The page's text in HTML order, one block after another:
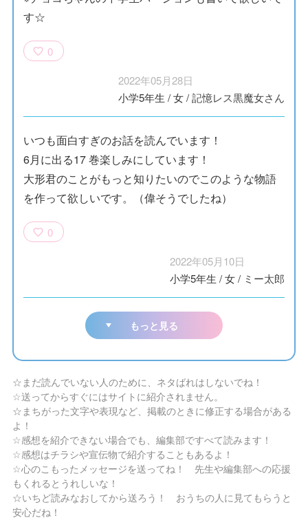
す☆
0
2022年05月28日
小学5年生 /女/記憶レス黒魔女さん
いつも面白すぎのお話を読んでいます！
6月に出る17 巻楽しみにしています！
大形君のことがもっと知りたいのでこのような物語
を作って欲しいです。（偉そうでしたね）
0
2022年05月10日
小学5年生 /女/ ミー太郎
もっと見る
☆まだ読んでいない人のために、ネタばれはしないでね！
☆送ってからすぐにはサイトに紹介されません。
☆まちがった文字や表現など、掲載のときに修正する場合がある
よ！
☆感想を紹介できない場合でも、編集部ですべて読みます！
☆感想はチラシや宣伝物で紹介することもあるよ！
☆心のこもったメッセージを送ってね！ 先生や編集部への応援
もくれるとうれしいな！
☆いちど読みなおしてから送ろう！ おうちの人に見てもらうと
安心だね！